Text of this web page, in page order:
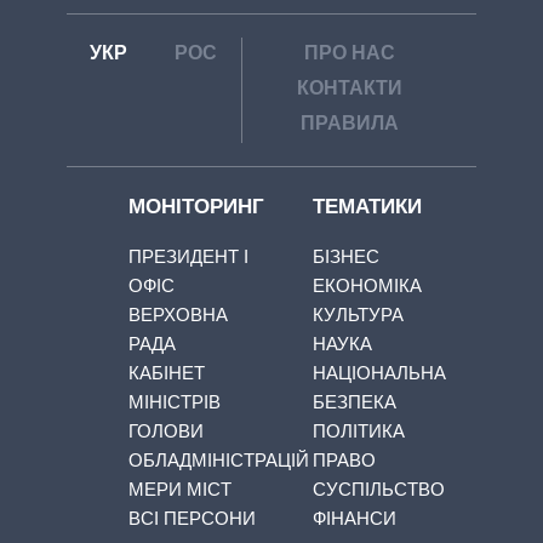
УКР РОС
ПРО НАС
КОНТАКТИ
ПРАВИЛА
МОНІТОРИНГ
ПРЕЗИДЕНТ І
ОФІС
ВЕРХОВНА
РАДА
КАБІНЕТ
МІНІСТРІВ
ГОЛОВИ
ОБЛАДМІНІСТРАЦІЙ
МЕРИ МІСТ
ВСІ ПЕРСОНИ
ТЕМАТИКИ
БІЗНЕС
ЕКОНОМІКА
КУЛЬТУРА
НАУКА
НАЦІОНАЛЬНА
БЕЗПЕКА
ПОЛІТИКА
ПРАВО
СУСПІЛЬСТВО
ФІНАНСИ